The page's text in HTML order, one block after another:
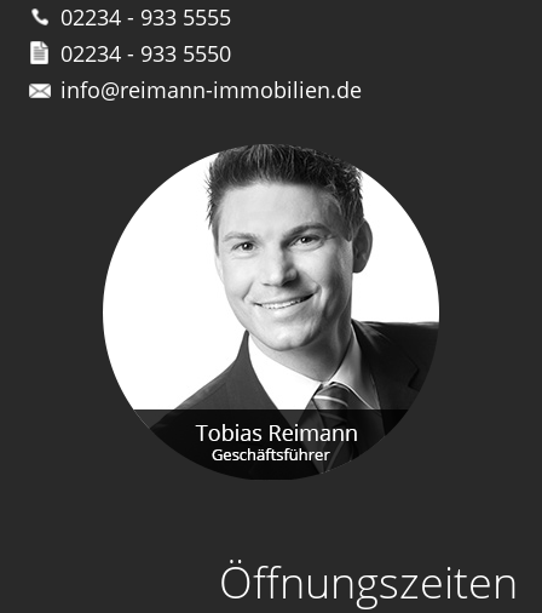
02234 - 933 5555
02234 - 933 5550
info@reimann-immobilien.de
Öffnungszeiten